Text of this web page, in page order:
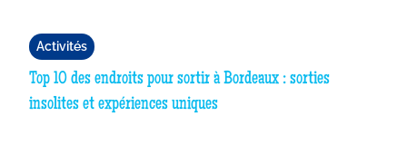
Activités
Top 10 des endroits pour sortir à Bordeaux : sorties
insolites et expériences uniques